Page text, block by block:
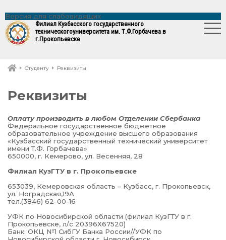
Версия для слабовидящих
Филиал Кузбасского государственного
техническогоуниверситета им. Т.Ф.Горбачева в
г.Прокопьевске
Студенту Реквизиты
Реквизиты
Оплату производить в любом Отделении Сбербанка
Федеральное государственное бюджетное
образовательное учреждение высшего образования
«Кузбасский государственный технический университет
имени Т.Ф. Горбачева»
650000, г. Кемерово, ул. Весенняя, 28
Филиал КузГТУ в г. Прокопьевске
653039, Кемеровская область – Кузбасс, г. Прокопьевск,
ул. Ноградская,19А
тел.(3846) 62-00-16
УФК по Новосибирской области (филиал КузГТУ в г.
Прокопьевске, л/с 20396Х67520)
Банк: ОКЦ №1 СибГУ Банка России//УФК по